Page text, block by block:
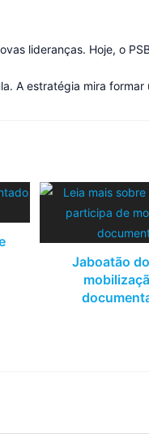
lideranças. Hoje, o
A estratégia mira
Jaboatão